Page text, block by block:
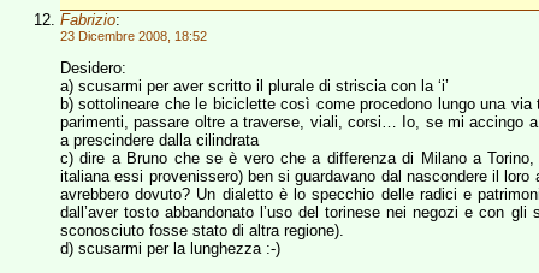
Fabrizio:
23 Dicembre 2008, 18:52
Desidero:
a) scusarmi per aver scritto il plurale di striscia con la ‘i’
b) sottolineare che le biciclette così come procedono lungo una
parimenti, passare oltre a traverse, viali, corsi… Io, se mi accingo
a prescindere dalla cilindrata
c) dire a Bruno che se è vero che a differenza di Milano a
italiana essi provenissero) ben si guardavano dal nascondere il
avrebbero dovuto? Un dialetto è lo specchio delle radici e
dall’aver tosto abbandonato l’uso del torinese nei negozi e con
sconosciuto fosse stato di altra regione).
d) scusarmi per la lunghezza :-)